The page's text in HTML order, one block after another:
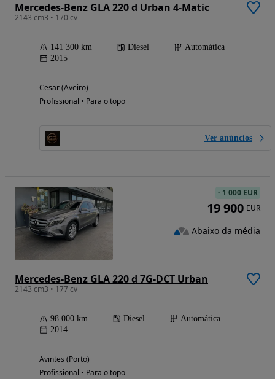
Mercedes-Benz GLA 220 d Urban 4-Matic
2143 cm3 • 170 cv
141 300 km Diesel
Automática
2015
Cesar (Aveiro)
Profissional • Para o topo
Ver anúncios
Mercedes-Benz GLA 220 d 7G-DCT Urban
2143 cm3 • 177 cv
98 000 km Diesel
Automática
2014
Avintes (Porto)
Profissional • Para o topo
- 1 000 EUR
19 900 EUR
Abaixo da média